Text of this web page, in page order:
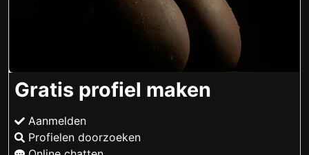
Gratis profiel maken
Aanmelden
Profielen doorzoeken